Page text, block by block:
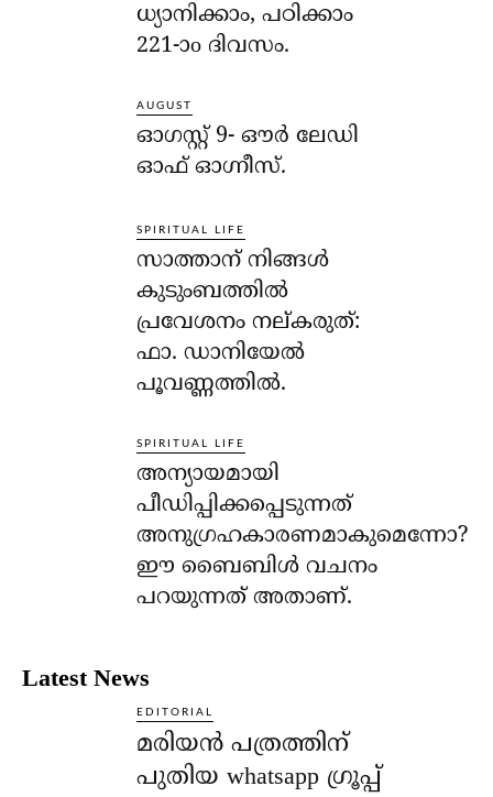
ധ്യാനിക്കാം, പഠിക്കാം
221-ാo ദിവസം.
AUGUST
ഓഗസ്റ്റ് 9- ഔര്‍ ലേഡി
ഓഫ് ഓഗ്നീസ്.
SPIRITUAL LIFE
സാത്താന് നിങ്ങള്‍
കുടുംബത്തില്‍
പ്രവേശനം നല്കരുത്:
ഫാ. ഡാനിയേല്‍
പൂവണ്ണത്തില്‍.
SPIRITUAL LIFE
അന്യായമായി
പീഡിപ്പിക്കപ്പെടുന്നത്
അനുഗ്രഹകാരണമാകുമെന്നോ?
ഈ ബൈബിള്‍ വചനം
പറയുന്നത് അതാണ്.
Latest News
EDITORIAL
മരിയൻ പത്രത്തിന്
പുതിയ whatsapp ഗ്രൂപ്പ്